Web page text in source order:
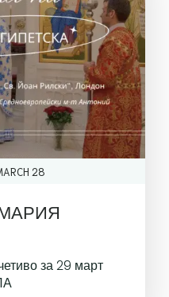
28
за 29 март